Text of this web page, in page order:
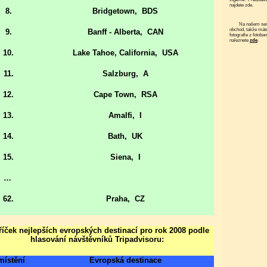
8. Bridgetown, BDS
9. Banff - Alberta, CAN
10. Lake Tahoe, California, USA
11. Salzburg, A
12. Cape Town, RSA
13. Amalfi,
14. Bath, UK
15. Siena,
…
62. Praha, CZ
nejlepších evropských destinací pro rok 2008 podle
hlasování návštěvníků Tripadvisoru:
Evropská destinace
najdete zde.
Na našem serveru funguje elektronický
obchod, takže
fotografie z
naleznete zde.